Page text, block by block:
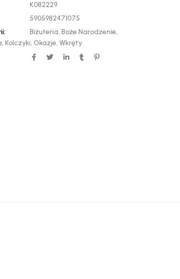
K082229
5905982471075
Biżuteria, Boże Narodzenie,
, Kolczyki, Okazje, Wkręty